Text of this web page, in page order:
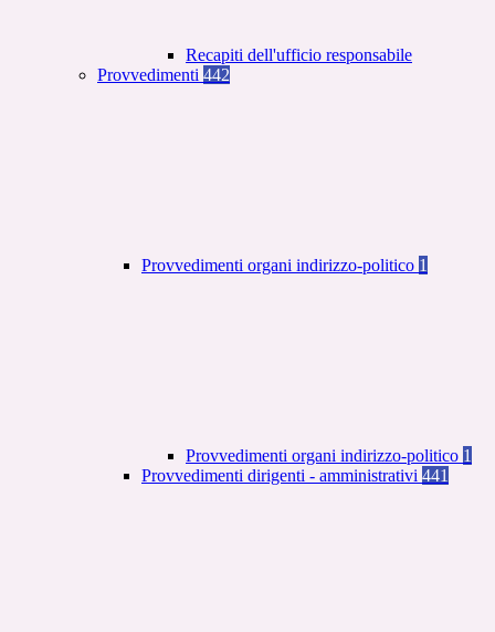
Recapiti dell'ufficio responsabile
Provvedimenti 442
Provvedimenti organi indirizzo-politico 1
Provvedimenti organi indirizzo-politico 1
Provvedimenti dirigenti - amministrativi 441